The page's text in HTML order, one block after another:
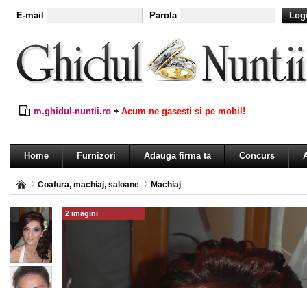
E-mail Parola
m.ghidul-nuntii.ro Acum ne gasesti si pe mobil!
Home Furnizori Adauga firma ta Concurs
Coafura, machiaj, saloane Machiaj
2 imagini